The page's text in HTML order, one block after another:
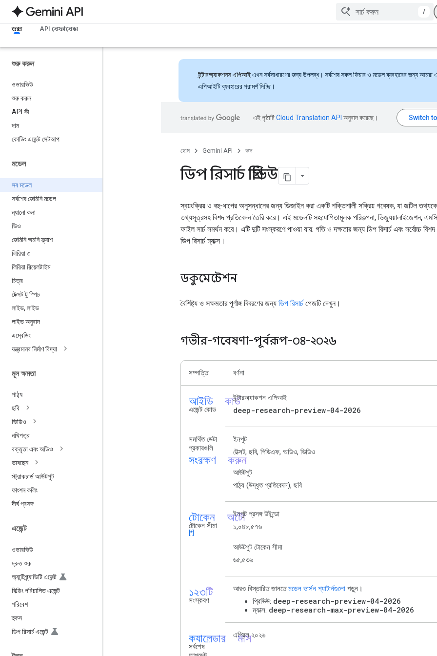
/
ডক্স API রেফারেন্স
শুরু করুন
ওভারভিউ
শুরু করুন
API কী
দাম
কোডিং এজেন্ট সেটআপ
মডেল
সব মডেল
সর্বশেষ জেমিনি মডেল
ন্যানো কলা
ভিও
জেমিনি অমনি ফ্ল্যাশ
লিরিয়া ৩
লিরিয়া রিয়েলটাইম
চিত্র
টেক্সট টু স্পিচ
লাইভ, লাইভ
লাইভ অনুবাদ
এম্বেডিং
যন্ত্রমানব নির্মাণ বিদ্যা
মূল ক্ষমতা
পাঠ্য
ছবি
ভিডিও
নথিপত্র
বক্তৃতা এবং অডিও
ভাবছেন
স্ট্রাকচার্ড আউটপুট
ফাংশন কলিং
দীর্ঘ প্রসঙ্গ
এজেন্ট
ওভারভিউ
দ্রুত শুরু
অ্যান্টিগ্র্যাভিটি এজেন্ট
বিল্ডিং পরিচালিত এজেন্ট
পরিবেশ
হুকস
ডিপ রিসার্চ এজেন্ট
ইন্টারঅ্যাকশনস এপিআইএখন সর্বসাধারণের জন্য উপলব্ধ। সর্বশেষ সকল ফিচার ও মডেল ব্যবহারের জন্য আমরা
এপিআইটি ব্যবহারের পরামর্শ দিচ্ছি।
এই পৃষ্ঠাটিCloud Translation API অনুবাদ করেছে।
হোম Gemini API ডক্স
ডিপ রিসার্চ প্রিভিউ
স্বয়ংক্রিয় ও বহু-ধাপের অনুসন্ধানের জন্য ডিজাইন করা একটি শক্তিশালী সক্রিয় গবেষক, যা জটিল
তথ্যসূত্রসহ বিশদ প্রতিবেদন তৈরি করে। এই মডেলটি সহযোগিতামূলক পরিকল্পনা, ভিজ্যুয়ালাইজেশন,
ফাইল সার্চ সমর্থন করে। এটি দুটি সংস্করণে পাওয়া যায়: গতি ও দক্ষতার জন্য ডিপ রিসার্চ এবং সর্বোচ্চ
ডিপ রিসার্চ ম্যাক্স।
ডকুমেন্টেশন
বৈশিষ্ট্য ও সক্ষমতার পূর্ণাঙ্গ বিবরণের জন্য ডিপ রিসার্চপেজটি দেখুন।
গভীর-গবেষণা-পূর্বরূপ-০৪-২০২৬
সম্পত্তি বর্ণনা
আইডি_কার্ড
এজেন্ট কোড
ইন্টারঅ্যাকশন এপিআই
deep-research-preview-04-2026
সমর্থিত ডেটা
প্রকারগুলি
সংরক্ষণ করুন
ইনপুট
টেক্সট, ছবি, পিডিএফ, অডিও, ভিডিও
আউটপুট
পাঠ্য (উদ্ধৃত প্রতিবেদন), ছবি
টোকেন_অটো
টোকেন সীমা
[*]
ইনপুট প্রসঙ্গ উইন্ডো
১,০৪৮,৫৭৬
আউটপুট টোকেন সীমা
৬৫,৫৩৬
১২৩টি
সংস্করণ
আরও বিস্তারিত জানতেমডেল ভার্সন প্যাটার্নগুলো পড়ুন।
প্রিভিউ: deep-research-preview-04-2026
ম্যাক্স: deep-research-max-preview-04-2026
ক্যালেন্ডার_মাস
সর্বশেষ
এপ্রিল ২০২৬